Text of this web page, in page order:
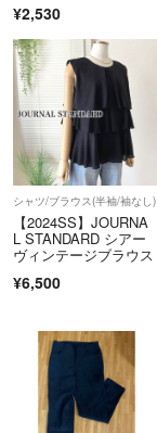
¥2,530
シャツ/ブラウス(半袖/袖なし)
【2024SS】JOURNA
L STANDARD シアー
ヴィンテージブラウス
¥6,500